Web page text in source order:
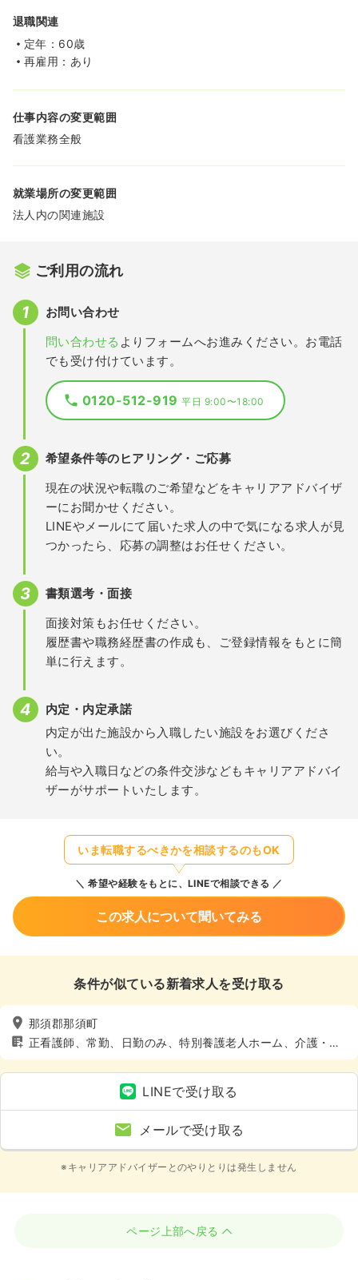
退職関連
定年：60歳
再雇用：あり
仕事内容の変更範囲
看護業務全般
就業場所の変更範囲
法人内の関連施設
ご利用の流れ
お問い合わせ
問い合わせる よりフォームへお進みください。お電話
でも受け付けています。
0120-512-919平日 9:00〜18:00
希望条件等のヒアリング・ご応募
現在の状況や転職のご希望などをキャリアアドバイザ
ーにお聞かせください。
LINEやメールにて届いた求人の中で気になる求人が見
つかったら、応募の調整はお任せください。
書類選考・面接
面接対策もお任せください。
履歴書や職務経歴書の作成も、ご登録情報をもとに簡
単に行えます。
内定・内定承諾
内定が出た施設から入職したい施設をお選びくださ
い。
給与や入職日などの条件交渉などもキャリアアドバイ
ザーがサポートいたします。
いま転職するべきかを相談するのもOK
希望や経験をもとに、LINEで相談できる
この求人について聞いてみる
条件が似ている新着求人を受け取る
那須郡那須町
正看護師、常勤、日勤のみ、特別養護老人ホーム、介護・福
祉系、4週8休以上
LINEで受け取る
メールで受け取る
※キャリアアドバイザーとのやりとりは発生しません
ページ上部へ戻る